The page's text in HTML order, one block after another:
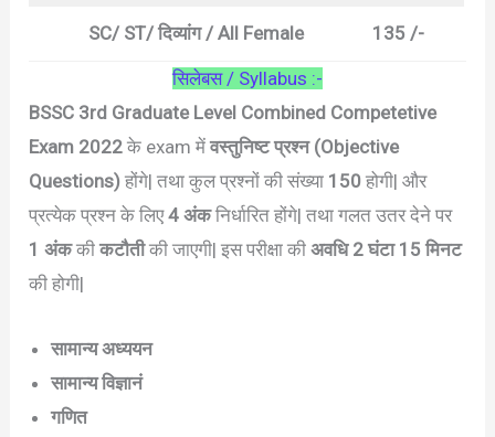
SC/ ST/ दिव्यांग / All Female 135 /-
सिलेबस / Syllabus :-
BSSC 3rd Graduate Level Combined Competetive
Exam 2022के exam मेंवस्तुनिष्ट प्रश्न (Objective
Questions) होंगे| तथा कुल प्रश्नों की संख्या 150होगी| और
प्रत्येक प्रश्न के लिए4 अंकनिर्धारित होंगे| तथा गलत उतर देने पर
1 अंककीकटौतीकी जाएगी| इस परीक्षा कीअवधि 2 घंटा 15 मिनट
की होगी|
सामान्य अध्ययन
सामान्य विज्ञानं
गणित